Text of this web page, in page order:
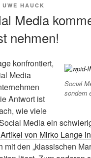
UWE HAUCK
Media
nehmen!
Social
sondern
konfrontiert,
Media
Antwort ist
wie viele
Media ein
von Mirko Lange
den „klassischen